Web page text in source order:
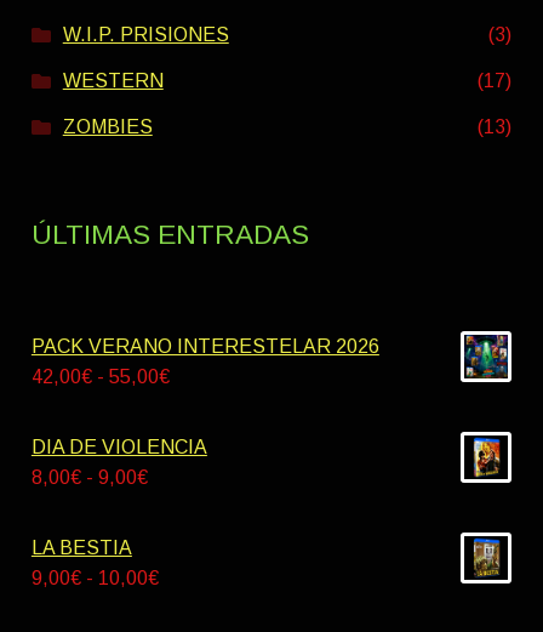
W.I.P. PRISIONES (3)
WESTERN (17)
ZOMBIES (13)
ÚLTIMAS ENTRADAS
PACK VERANO INTERESTELAR 2026
42,00€ - 55,00€Rango
precios:
DIA DE VIOLENCIA
8,00€ - 9,00€Rango
desde
LA BESTIA
9,00€ - 10,00€Rango